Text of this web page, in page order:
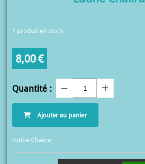
8,00€
1 produit en stock
Quantité :
Ajouter au panier
Lutine Chakra